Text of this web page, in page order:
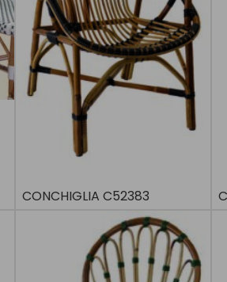
CONCHIGLIA C52383